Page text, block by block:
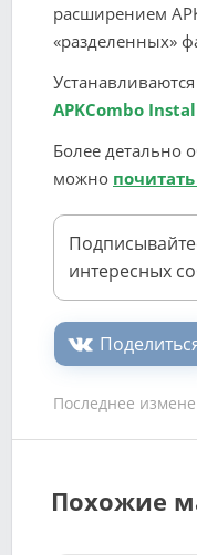
расширением
«разделенных»
APKCombo
Более детально
можно
интересных
Последнее
Похожие